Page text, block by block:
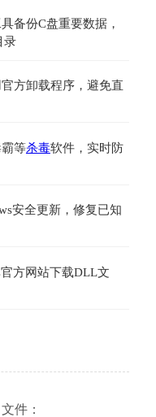
备份C盘重要数据，
录
方卸载程序，避免直
霸等杀毒软件，实时防
安全更新，修复已知
方网站下载DLL文
件：